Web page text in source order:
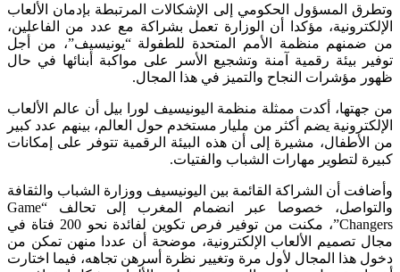
وتطرق المسؤول الحكومي إلى الإشكالات المرتبطة بإدمان الألعاب
الإلكترونية، مؤكدا أن الوزارة تعمل بشراكة مع عدد من الفاعلين،
من ضمنهم منظمة الأمم المتحدة للطفولة “يونيسيف”، من أجل
توفير بيئة رقمية آمنة وتشجيع الأسر على مواكبة أبنائها في حال
ظهور مؤشرات النجاح والتميز في هذا المجال.
من جهتها، أكدت ممثلة منظمة اليونيسيف لورا بيل أن عالم الألعاب
الإلكترونية يضم أكثر من مليار مستخدم حول العالم، بينهم عدد كبير
من الأطفال، مشيرة إلى أن هذه البيئة الرقمية تتوفر على إمكانات
كبيرة لتطوير مهارات الشباب والفتيات.
وأضافت أن الشراكة القائمة بين اليونيسيف ووزارة الشباب والثقافة
والتواصل، خصوصا عبر انضمام المغرب إلى تحالف “Game
Changers”، مكنت من توفير فرص تكوين لفائدة نحو 200 فتاة في
مجال تصميم الألعاب الإلكترونية، موضحة أن عددا منهن تمكن من
دخول هذا المجال لأول مرة وتغيير نظرة أسرهن تجاهه، فيما اختارت